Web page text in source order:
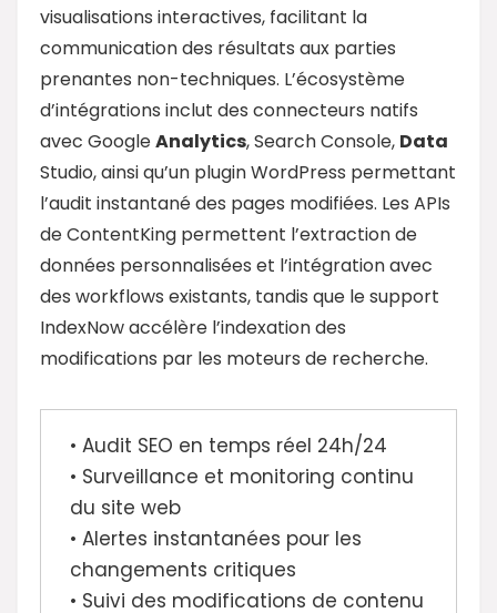
visualisations interactives, facilitant la
communication des résultats aux parties
prenantes non-techniques. L’écosystème
d’intégrations inclut des connecteurs natifs
avec GoogleAnalytics, Search Console, Data
Studio, ainsi qu’un plugin WordPress permettant
l’audit instantané des pages modifiées. Les APIs
de ContentKing permettent l’extraction de
données personnalisées et l’intégration avec
des workflows existants, tandis que le support
IndexNow accélère l’indexation des
modifications par les moteurs de recherche.
• Audit SEO en temps réel 24h/24
• Surveillance et monitoring continu
du site web
• Alertes instantanées pour les
changements critiques
• Suivi des modifications de contenu